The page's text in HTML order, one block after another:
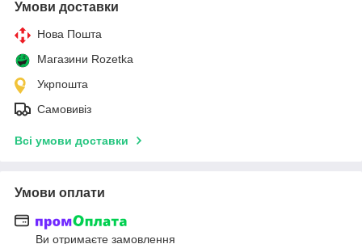
Умови доставки
Нова Пошта
Магазини Rozetka
Укрпошта
Самовивіз
Всі умови доставки
Умови оплати
Ви отримаєте замовлення